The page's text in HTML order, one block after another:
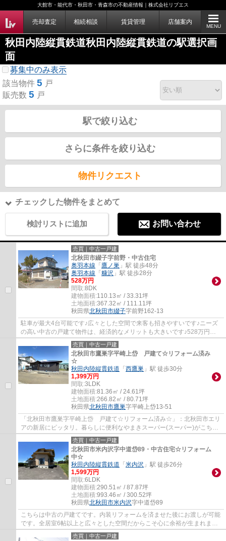
大館市・能代市・秋田市・青森市の不動産情報｜株式会社リブエス
売却査定 相続相談 賃貸管理 店舗案内
MENU
秋田内陸縦貫鉄道秋田内陸縦貫鉄道の駅選択画
面
募集中のみ表示
該当物件 5 戸
販売数 5 戸
駅で絞り込む
さらに条件を絞り込む
物件リクエスト
チェックした物件をまとめて
検討リストに追加 お問い合わせ
売買｜中古一戸建
北秋田市綴子字前野・中古住宅
奥羽本線 「 鷹ノ巣 」駅 徒歩48分
奥羽本線 「 糠沢 」駅 徒歩28分
528万円
間取:8DK
建物面積:110.13㎡ / 33.31坪
土地面積:367.32㎡ / 111.11坪
秋田県北秋田市綴子字前野162-13
駐車が最大4台可能です♪広々とした空間で来客も招きやすいです♪ニーズ
の高い中古の戸建て物件は、経済的なメリットも大きいです♪528万円の
価格抑えめの物件です♪今回紹介するのは、建...
売買｜中古一戸建
北秋田市鷹巣字平崎上岱 戸建て☆リフォーム済み
☆
秋田内陸縦貫鉄道 「 西鷹巣 」駅 徒歩30分
1,399万円
間取:3LDK
建物面積:81.36㎡ / 24.61坪
土地面積:266.82㎡ / 80.71坪
秋田県北秋田市鷹巣字平崎上岱13-51
「北秋田市鷹巣字平崎上岱 戸建て☆リフォーム済み☆」：北秋田市エリ
アの新居にピッタリ。暮らしに便利なやまきスーパー(スーパー)がこちら
から160mのところにあります。ご家族で車を...
売買｜中古一戸建
北秋田市米内沢字中道岱89・中古住宅☆リフォーム
中☆
秋田内陸縦貫鉄道 「 米内沢 」駅 徒歩26分
1,599万円
間取:6LDK
建物面積:290.51㎡ / 87.87坪
土地面積:993.46㎡ / 300.52坪
秋田県北秋田市米内沢字中道岱89
こちらは中古の戸建てです。内装リフォームを済ませた後にお渡しが可能
です。全居室6帖以上と広々とした空間だからこそ心に余裕が生まれま
す。6SLDKの間取りです。新生活のスタートに...
売買｜中古一戸建